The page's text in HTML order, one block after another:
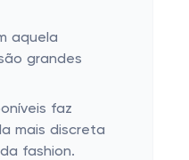
aquela
grandes
faz
mais discreta
fashion.